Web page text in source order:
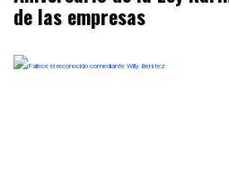
de las empresas